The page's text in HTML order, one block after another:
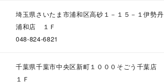
埼玉県さいたま市浦和区高砂１－１５－１伊勢丹
浦和店 １Ｆ
048-824-6821
千葉県千葉市中央区新町１０００そごう千葉店
１Ｆ